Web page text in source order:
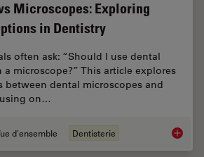
Microscopes: Exploring
in Dentistry
often ask: “Should I use dental
microscope?” This article explores
between dental microscopes and
on…
d'ensemble Dentisterie Dental